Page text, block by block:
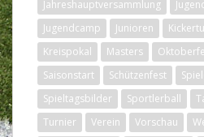
Jahreshauptversammlung
Jugendcamp
Junioren
Kreispokal
Masters
Saisonstart
Schützenfest
Spieltagsbilder
Sportlerball
Turnier
Verein Vorschau